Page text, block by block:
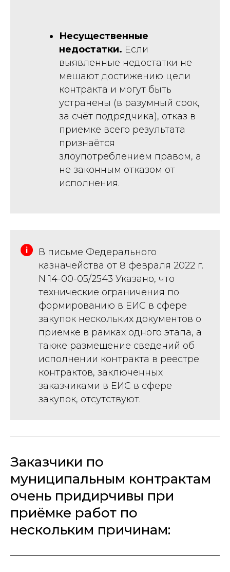
Несущественные
недостатки. Если
выявленные недостатки не
мешают достижению цели
контракта и могут быть
устранены (в разумный срок,
за счёт подрядчика), отказ в
приемке всего результата
признаётся
злоупотреблением правом, а
не законным отказом от
исполнения.
В письме Федерального
казначейства от 8 февраля 2022 г.
N 14-00-05/2543 Указано, что
технические ограничения по
формированию в ЕИС в сфере
закупок нескольких документов о
приемке в рамках одного этапа, а
также размещение сведений об
исполнении контракта в реестре
контрактов, заключенных
заказчиками в ЕИС в сфере
закупок, отсутствуют.
Заказчики по
муниципальным контрактам
очень придирчивы при
приёмке работ по
нескольким причинам: